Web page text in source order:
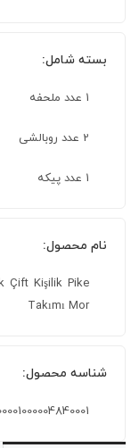
بسته شامل:
1 عدد ملحفه
2 عدد روبالشی
1 عدد پیکه
نام محصول:
Çift Kişilik Pike
Takımı Mor
شناسه محصول: